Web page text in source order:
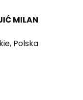
MILAN
Polska